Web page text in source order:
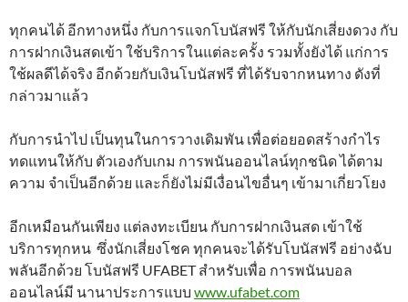
ทุกคนได้ อีกทางหนึ่ง กับการแจกโบนัสฟรี ให้กับนักเสี่ยงดวง กับ
การฝากเงินสดเข้า ใช้บริการในแต่ละครั้ง รวมทั้งยังได้ แก่การ
ใช้ผลดีได้จริง อีกด้วยกับเงินโบนัสฟรี ที่ได้รับจากหนทาง ดังที่
กล่าวมาแล้ว
กับการนำไป เป็นทุนในการวางเดิมพัน เพื่อต่อยอดสร้างกำไร
ทดแทนให้กับ ตัวเองกับเกม การพนันออนไลน์ทุกชนิด ได้ตาม
ความ จำเป็นอีกด้วย และก็ยังไม่มีเงื่อนไขอื่นๆ เข้ามาเกี่ยวโยง
อีกเหมือนกันเพียง แต่ลงทะเบียน กับการฝากเงินสด เข้าใช้
บริการทุกหน ซึ่งนักเสี่ยงโชค ทุกคนจะได้รับโบนัสฟรี อย่างฉับ
พลันอีกด้วย โบนัสฟรี UFABET สำหรับเพื่อ การพนันบอล
ออนไลน์มี นานาประการแบบ www.ufabet.com